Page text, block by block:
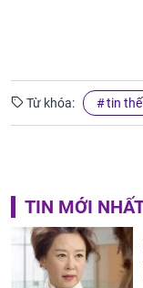
Từ khóa: tin
TIN MỚI